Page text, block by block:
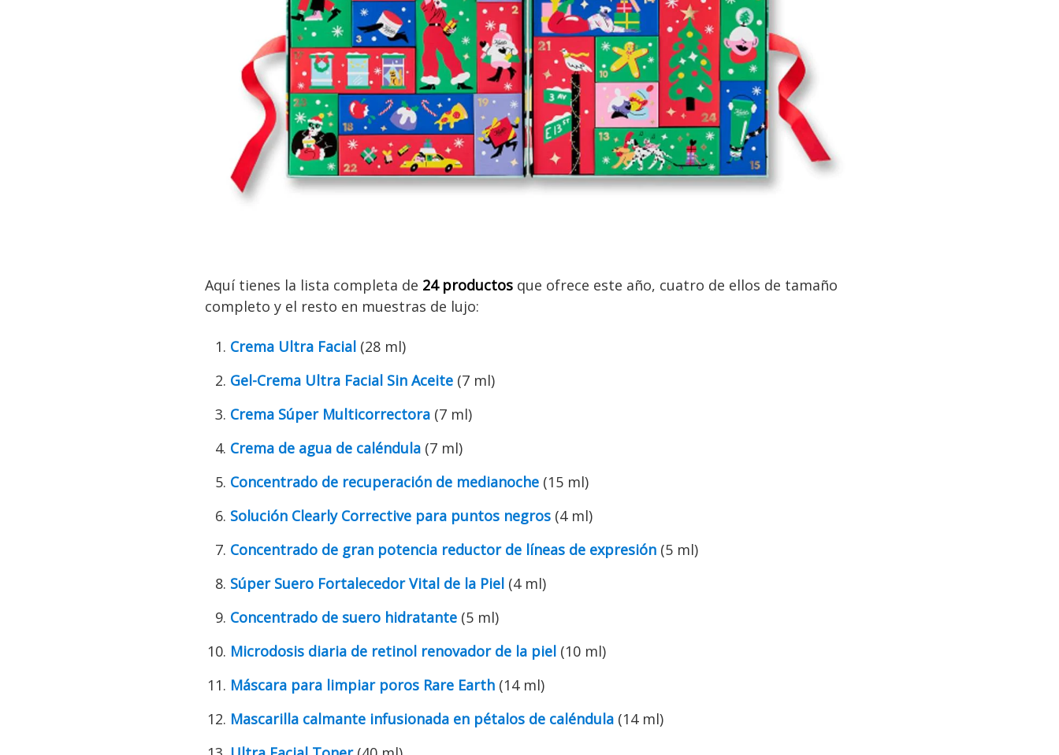
Aquí tienes la lista completa de 24 productos que ofrece este año, cuatro de ellos de tamaño
completo y el resto en muestras de lujo:
Crema Ultra Facial (28 ml)
Gel-Crema Ultra Facial Sin Aceite (7 ml)
Crema Súper Multicorrectora (7 ml)
Crema de agua de caléndula (7 ml)
Concentrado de recuperación de medianoche (15 ml)
Solución Clearly Corrective para puntos negros (4 ml)
Concentrado de gran potencia reductor de líneas de expresión (5 ml)
Súper Suero Fortalecedor Vital de la Piel (4 ml)
Concentrado de suero hidratante (5 ml)
Microdosis diaria de retinol renovador de la piel (10 ml)
Máscara para limpiar poros Rare Earth (14 ml)
Mascarilla calmante infusionada en pétalos de caléndula (14 ml)